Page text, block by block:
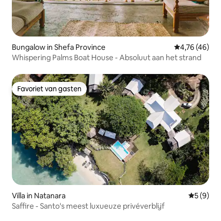
Bungalow in Shefa Province Gemiddelde
4,76 (46)
Whispering Palms Boat House - Absoluut aan het strand
Favoriet van gasten
Favoriet van gasten
Villa in Natanara
5 (9)
Saffire - Santo's meest luxueuze privéverblijf